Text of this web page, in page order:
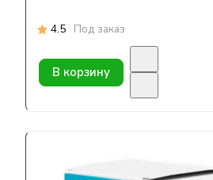
4.5 Под заказ
В корзину